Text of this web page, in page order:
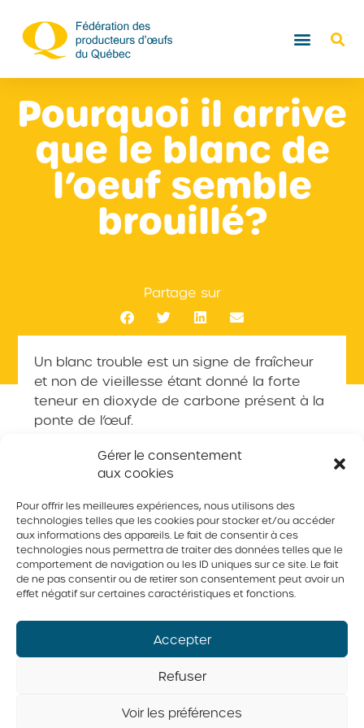
Gérer le consentement
aux cookies
Pour offrir les meilleures expériences, nous utilisons des
technologies telles que les cookies pour stocker et/ou accéder
aux informations des appareils. Le fait de consentir à ces
technologies nous permettra de traiter des données telles que le
comportement de navigation ou les ID uniques sur ce site. Le fait
de ne pas consentir ou de retirer son consentement peut avoir un
effet négatif sur certaines caractéristiques et fonctions.
Accepter
Refuser
Voir les préférences
Pourquoi il arrive
que le blanc de
l’oeuf semble
brouillé?
Partage sur
Un blanc trouble est un signe de fraîcheur
et non de vieillesse étant donné la forte
teneur en dioxyde de carbone présent à la
ponte de l’œuf.
© 2026 Tous droits réservés. Fédération des producteurs d’oeufs
du Québec
Politique de confidentialité